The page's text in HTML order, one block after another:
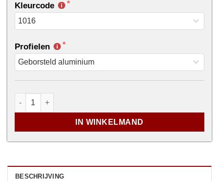
Kleurcode
Profielen
Lichttemperende plisségordijn - VELUX aantal
IN WINKELMAND
BESCHRIJVING